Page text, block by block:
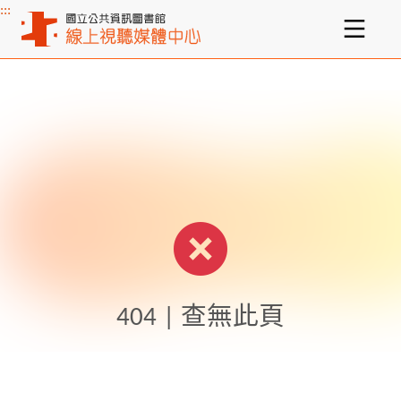
主要內容區塊
:::
404 | 查無此頁